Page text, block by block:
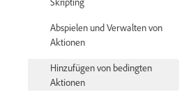
Abspielen und Verwalten von
Aktionen
Hinzufügen von bedingten
Aktionen